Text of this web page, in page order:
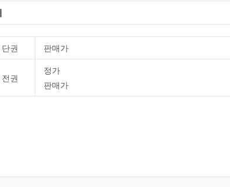
단권 판매가
전권
정가
판매가